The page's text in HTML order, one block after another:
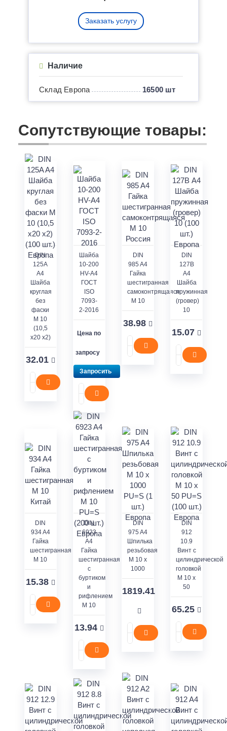
Заказать услугу
Наличие
Склад Европа 16500 шт
Сопутствующие товары:
DIN
125A
A4
Шайба
круглая
без
фаски
M 10
(10,5
x20 x2)
32.01
Шайба
10-200
HV-A4
ГОСТ
ISO
7093-
2-2016
Цена по
запросу
Запросить
DIN
985 A4
Гайка
шестигранная
самоконтрящаяся
M 10
38.98
DIN
127В
А4
Шайба
пружинная
(гровер)
10
15.07
DIN
934 A4
Гайка
шестигранная
M 10
15.38
DIN
6923
A4
Гайка
шестигранная
с
буртиком
и
рифлением
M 10
13.94
DIN
975 A4
Шпилька
резьбовая
M 10 x
1000
1819.41
DIN
912
10.9
Винт с
цилиндрической
головкой
M 10 x
50
65.25